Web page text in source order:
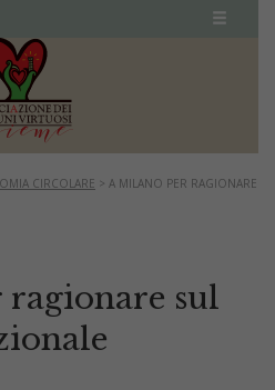
CIRCOLARE > A MILANO PER RAGIONARE
sul